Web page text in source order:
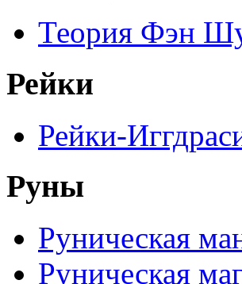
Теория Фэн
Рейки
Рейки-
Руны
Руническая
Руническая